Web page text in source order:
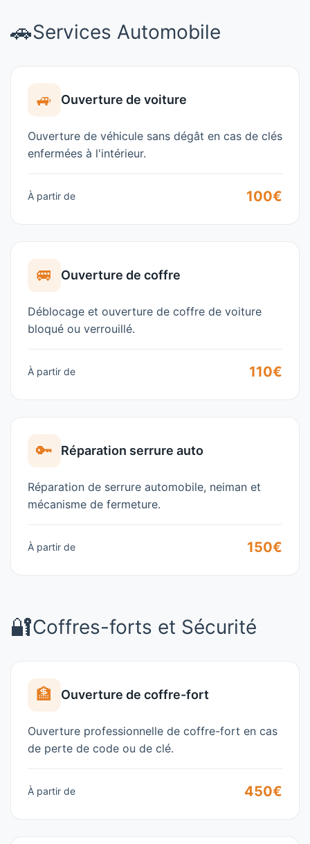
🚗Services Automobile
🚙 Ouverture de voiture
Ouverture de véhicule sans dégât en cas de clés
enfermées à l'intérieur.
À partir de 100€
🚐 Ouverture de coffre
Déblocage et ouverture de coffre de voiture
bloqué ou verrouillé.
À partir de 110€
🔑 Réparation serrure auto
Réparation de serrure automobile, neiman et
mécanisme de fermeture.
À partir de 150€
🔐Coffres-forts et Sécurité
🏦 Ouverture de coffre-fort
Ouverture professionnelle de coffre-fort en cas
de perte de code ou de clé.
À partir de 450€